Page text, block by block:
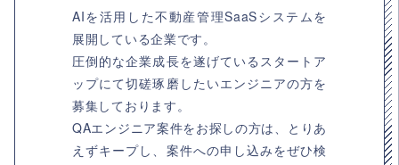
AIを活用した不動産管理SaaSシステムを
展開している企業です。
圧倒的な企業成長を遂げているスタートア
ップにて切磋琢磨したいエンジニアの方を
募集しております。
QAエンジニア案件をお探しの方は、とりあ
えずキープし、案件への申し込みをぜひ検